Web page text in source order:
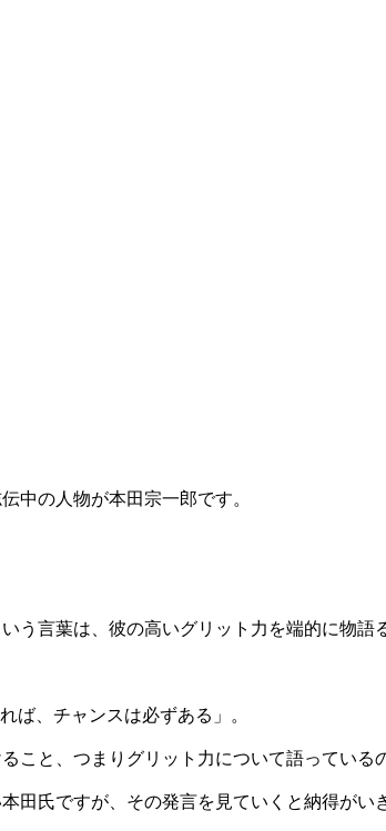
中の人物が本田宗一郎です。
う言葉は、彼の高いグリット力を端的に物語
ば、チャンスは必ずある」。
こと、つまりグリット力について語っている
田氏ですが、その発言を見ていくと納得がい